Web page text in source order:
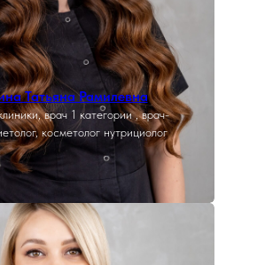
Татьяна Рамилевна
врач 1 категории , врач-
косметолог нутрициолог